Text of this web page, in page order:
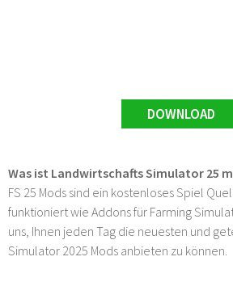
DOWNLOAD
Was ist Landwirtschafts Simulator 25
FS 25 Mods sind ein kostenloses Spiel
funktioniert wie Addons für Farming
uns, Ihnen jeden Tag die neuesten und
Simulator 2025 Mods anbieten zu können.